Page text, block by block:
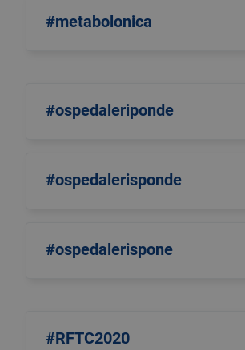
#metabolonica
#ospedaleriponde
#ospedalerisponde
#ospedalerispone
#RFTC2020